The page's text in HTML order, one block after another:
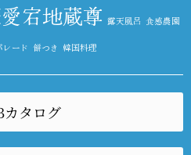
宕地蔵尊 露天風呂 食感農園
レード 餅つき 韓国料理
タログ